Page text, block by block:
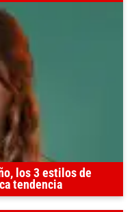
los 3 estilos de
tendencia